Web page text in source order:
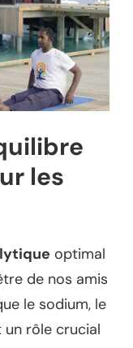
les
optimal
de nos amis
le sodium, le
rôle crucial